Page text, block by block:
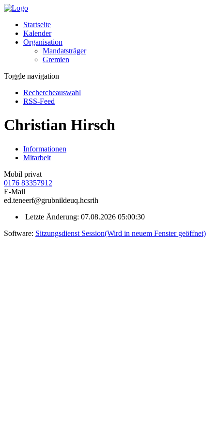
Startseite
Kalender
Organisation
Mandatsträger
Gremien
Toggle navigation
Rechercheauswahl
RSS-Feed
Christian Hirsch
Informationen
Mitarbeit
Mobil privat
0176 83357912
E-Mail
grubnilde
Letzte Änderung: 07.08.2026 05:00:30
Software: Sitzungsdienst Session(Wird in neuem Fenster geöffnet)